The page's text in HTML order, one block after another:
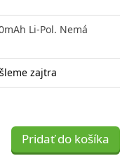
Li-Pol. Nemá
zajtra
Pridať do košíka